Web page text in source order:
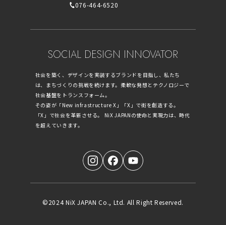
076-464-6520
SOCIAL DESIGN INNOVATOR
社会を築く、デザインを実装するブランドを目指し、私たち
は、まちづくりの挑戦を続けます。柔軟な発想とテクノロジーで
社会基盤をトランスフォーム。
その姿が「New infrastructure X」「X」で街を創造する。
「X」で社会を革新させる。 NiX JAPANの使命と実現力は、時代
を超えていきます。
©2024 NiX JAPAN Co., Ltd. All Right Reserved.